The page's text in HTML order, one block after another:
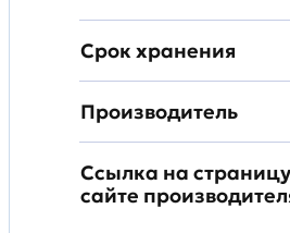
Срок хранения
Производитель
Ссылка на
сайте